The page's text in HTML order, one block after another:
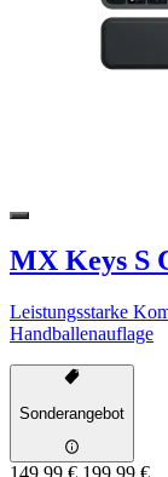
MX Keys S
Leistungsstarke
Handballenauflage
Sonderangebot
149,99 € 199,99 €